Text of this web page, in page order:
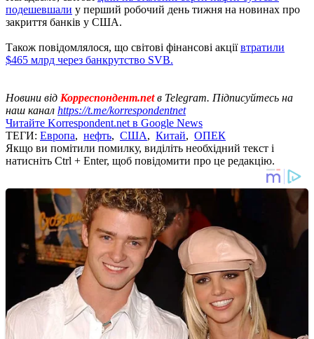
подешевшали у перший робочий день тижня на новинах про
закриття банків у США.
Також повідомлялося, що світові фінансові акціївтратили
$465 млрд через банкрутство SVB.
Новини від Корреспондент.netв Telegram. Підписуйтесь на
наш канал https://t.me/korrespondentnet
Читайте Korrespondent.net в Google News
ТЕГИ: Европа, нефть, США, Китай, ОПЕК
Якщо ви помітили помилку, виділіть необхідний текст і
натисніть Ctrl + Enter, щоб повідомити про це редакцію.